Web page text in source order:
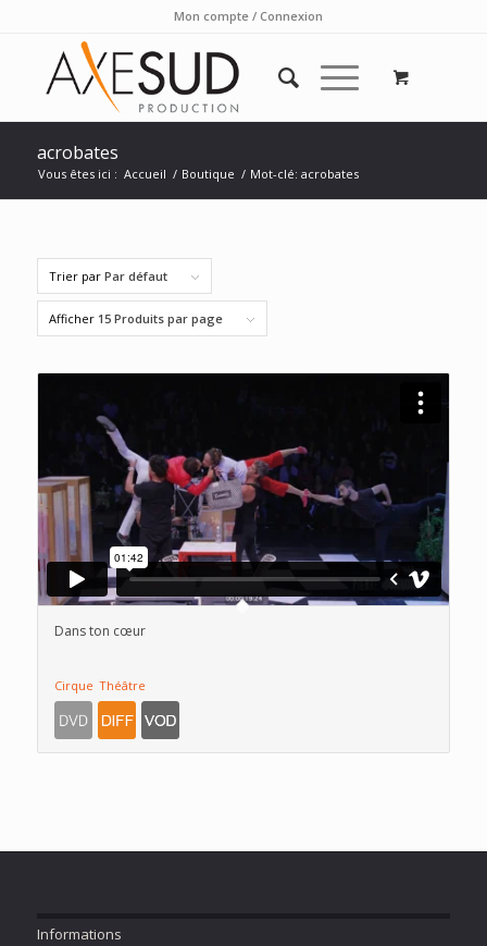
Mon compte / Connexion
acrobates
Vous êtes ici : Accueil / Boutique / Mot-clé: acrobates
Trier par Par défaut
Afficher 15 Produits par page
Dans ton cœur
Cirque Théâtre
Informations